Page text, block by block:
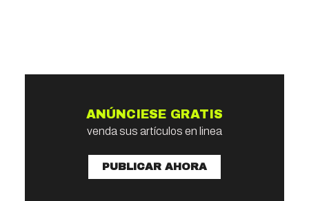
ANÚNCIESE GRATIS
venda sus artículos en linea
PUBLICAR AHORA